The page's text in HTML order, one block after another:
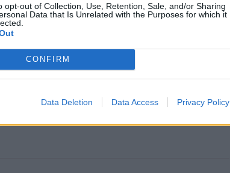
opt-out of Collection, Use, Retention, Sale, and/or Sharing
Data that Is Unrelated with the Purposes for which it
CONFIRM
Data Deletion Data Access Privacy Policy